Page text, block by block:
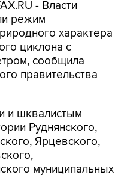
характера
циклона с
сообщила
правительства
шквалистым
Ярцевского,
муниципальных
Смоленск.